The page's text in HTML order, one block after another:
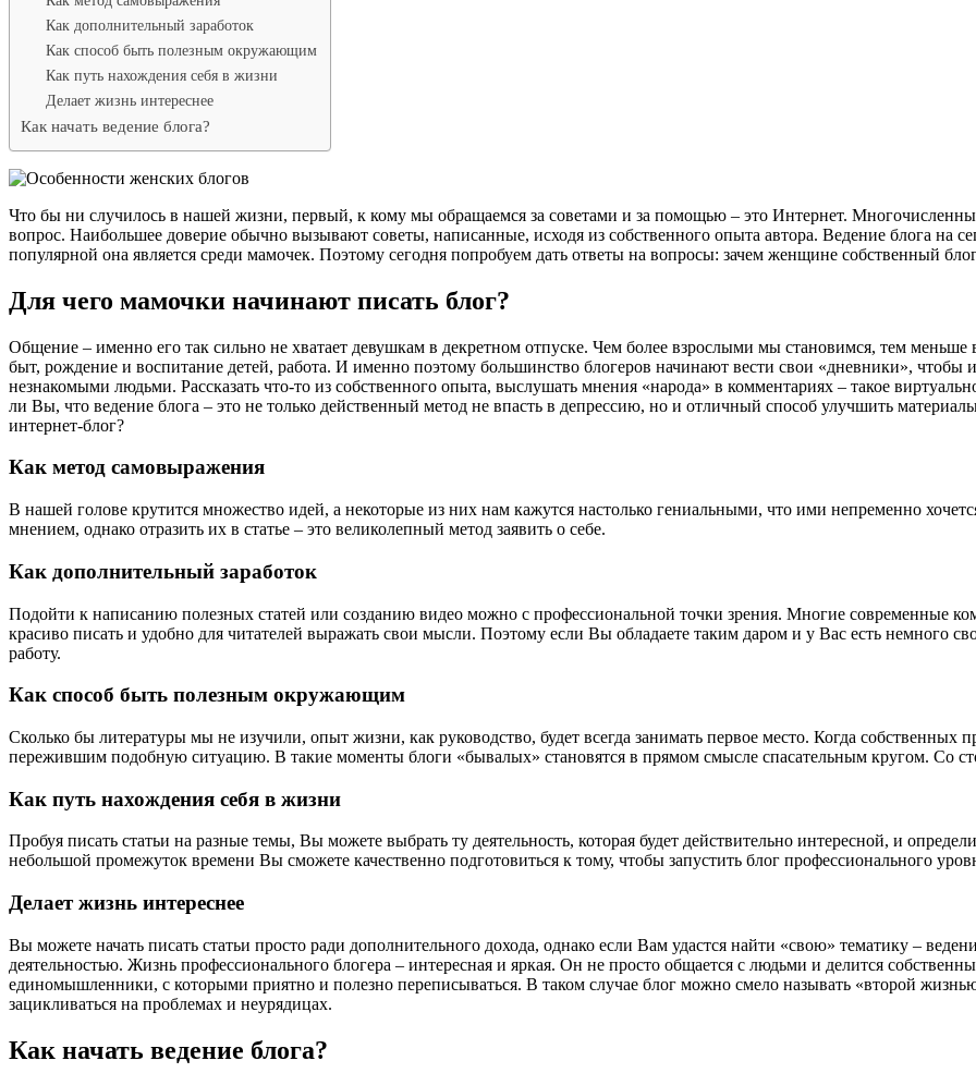
Как дополнительный заработок
Как способ быть полезным окружающим
Как путь нахождения себя в жизни
Делает жизнь интереснее
Как начать ведение блога?
Что бы ни случилось в нашей жизни, первый, к кому мы обращаемся за советами и за помощью – это Интернет.
вопрос. Наибольшее доверие обычно вызывают советы, написанные, исходя из собственного опыта автора. Ведение блога на
популярной она является среди мамочек. Поэтому сегодня попробуем дать ответы на вопросы: зачем женщине собственный
Для чего мамочки начинают писать блог?
Общение – именно его так сильно не хватает девушкам в декретном отпуске. Чем более взрослыми мы становимся, тем меньше
быт, рождение и воспитание детей, работа. И именно поэтому большинство блогеров начинают вести свои «дневники», чтобы
незнакомыми людьми. Рассказать что-то из собственного опыта, выслушать мнения «народа» в комментариях – такое
ли Вы, что ведение блога – это не только действенный метод не впасть в депрессию, но и отличный способ улучшить
интернет-блог?
Как метод самовыражения
В нашей голове крутится множество идей, а некоторые из них нам кажутся настолько гениальными, что ими непременно
мнением, однако отразить их в статье – это великолепный метод заявить о себе.
Как дополнительный заработок
Подойти к написанию полезных статей или созданию видео можно с профессиональной точки зрения. Многие современные
красиво писать и удобно для читателей выражать свои мысли. Поэтому если Вы обладаете таким даром и у Вас есть немного
работу.
Как способ быть полезным окружающим
Сколько бы литературы мы не изучили, опыт жизни, как руководство, будет всегда занимать первое место. Когда собственных
пережившим подобную ситуацию. В такие моменты блоги «бывалых» становятся в прямом смысле спасательным кругом. Со
Как путь нахождения себя в жизни
Пробуя писать статьи на разные темы, Вы можете выбрать ту деятельность, которая будет действительно интересной, и
небольшой промежуток времени Вы сможете качественно подготовиться к тому, чтобы запустить блог профессионального
Делает жизнь интереснее
Вы можете начать писать статьи просто ради дополнительного дохода, однако если Вам удастся найти «свою» тематику –
деятельностью. Жизнь профессионального блогера – интересная и яркая. Он не просто общается с людьми и делится
единомышленники, с которыми приятно и полезно переписываться. В таком случае блог можно смело называть «второй
зацикливаться на проблемах и неурядицах.
Как начать ведение блога?